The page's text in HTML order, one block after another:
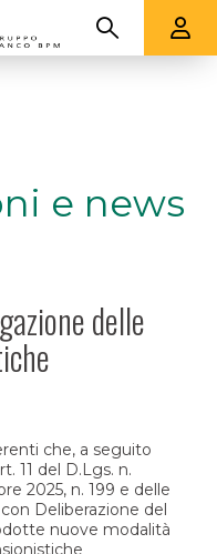
e news
delle
che, a seguito
11 del D.Lgs. n.
2025, n. 199 e delle
Deliberazione del
nuove modalità